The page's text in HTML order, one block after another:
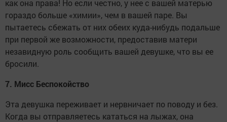
как она права! Но если честно, у нее с вашей матерью
гораздо больше «химии», чем в вашей паре. Вы
пытаетесь сбежать от них обеих куда-нибудь подальше
при первой же возможности, предоставив матери
незавидную роль сообщить вашей девушке, что вы ее
бросили.
7. Мисс Беспокойство
Эта девушка переживает и нервничает по поводу и без.
Когда вы отправляетесь кататься на лыжах, она